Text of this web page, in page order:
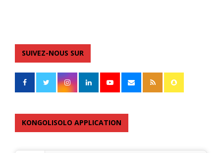
SUIVEZ-NOUS SUR
KONGOLISOLO APPLICATION